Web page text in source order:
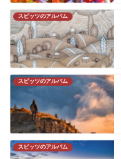
スピッツのアルバム
スピッツのアルバム
スピッツのアルバム